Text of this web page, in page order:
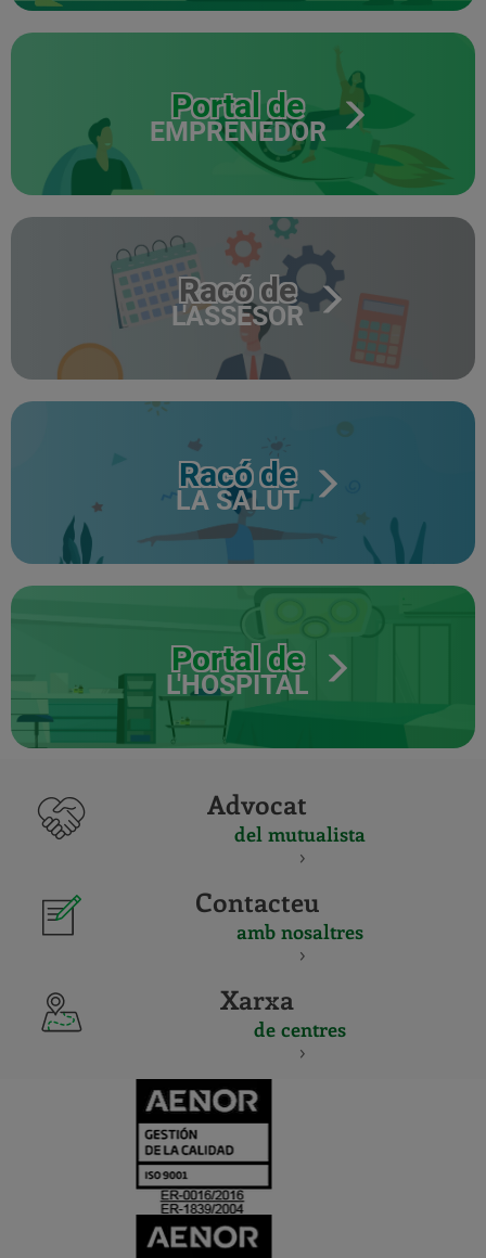
Portal de
EMPRENEDOR
Racó de
L'ASSESOR
Racó de
LA SALUT
Portal de
L'HOSPITAL
Advocat
del mutualista
Contacteu
amb nosaltres
Xarxa
de centres